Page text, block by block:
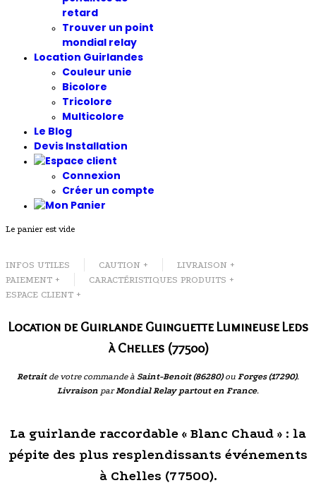
retard
Trouver un point
mondial relay
Location Guirlandes
Couleur unie
Bicolore
Tricolore
Multicolore
Le Blog
Devis Installation
Connexion
Créer un compte
Le panier est vide
INFOS UTILES CAUTION +
LIVRAISON +
PAIEMENT +
CARACTÉRISTIQUES PRODUITS +
ESPACE CLIENT +
Location de Guirlande Guinguette Lumineuse Leds
à Chelles (77500)
Retraitde votre commande à Saint-Benoit (86280)ou Forges (17290).
Livraison parMondial Relay partout en France.
La guirlande raccordable « Blanc Chaud » : la
pépite des plus resplendissants événements
à Chelles (77500).